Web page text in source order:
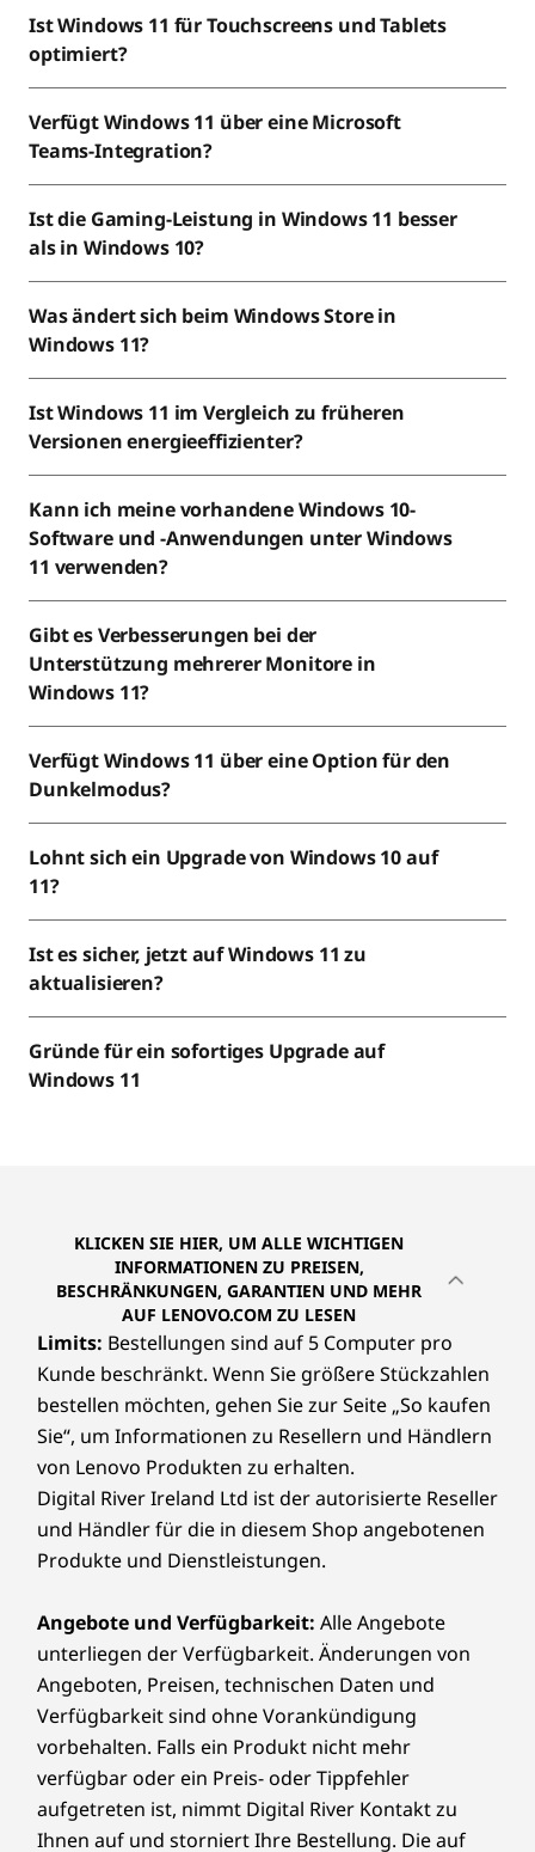
Ist Windows 11 für Touchscreens und Tablets
optimiert?
Verfügt Windows 11 über eine Microsoft
Teams-Integration?
Ist die Gaming-Leistung in Windows 11 besser
als in Windows 10?
Was ändert sich beim Windows Store in
Windows 11?
Ist Windows 11 im Vergleich zu früheren
Versionen energieeffizienter?
Kann ich meine vorhandene Windows 10-
Software und -Anwendungen unter Windows
11 verwenden?
Gibt es Verbesserungen bei der
Unterstützung mehrerer Monitore in
Windows 11?
Verfügt Windows 11 über eine Option für den
Dunkelmodus?
Lohnt sich ein Upgrade von Windows 10 auf
11?
Ist es sicher, jetzt auf Windows 11 zu
aktualisieren?
Gründe für ein sofortiges Upgrade auf
Windows 11
KLICKEN SIE HIER, UM ALLE WICHTIGEN
INFORMATIONEN ZU PREISEN,
BESCHRÄNKUNGEN, GARANTIEN UND MEHR
AUF LENOVO.COM ZU LESEN
Limits: Bestellungen sind auf 5 Computer pro
Kunde beschränkt. Wenn Sie größere Stückzahlen
bestellen möchten, gehen Sie zur Seite „So kaufen
Sie“, um Informationen zu Resellern und Händlern
von Lenovo Produkten zu erhalten.
Digital River Ireland Ltd ist der autorisierte Reseller
und Händler für die in diesem Shop angebotenen
Produkte und Dienstleistungen.
Angebote und Verfügbarkeit: Alle Angebote
unterliegen der Verfügbarkeit. Änderungen von
Angeboten, Preisen, technischen Daten und
Verfügbarkeit sind ohne Vorankündigung
vorbehalten. Falls ein Produkt nicht mehr
verfügbar oder ein Preis- oder Tippfehler
aufgetreten ist, nimmt Digital River Kontakt zu
Ihnen auf und storniert Ihre Bestellung. Die auf